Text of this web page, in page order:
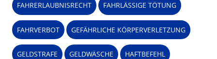
FAHRERLAUBNISRECHT FAHRLÄSSIGE TÖTUNG
FAHRVERBOT GEFÄHRLICHE KÖRPERVERLETZUNG
GELDSTRAFE GELDWÄSCHE HAFTBEFEHL